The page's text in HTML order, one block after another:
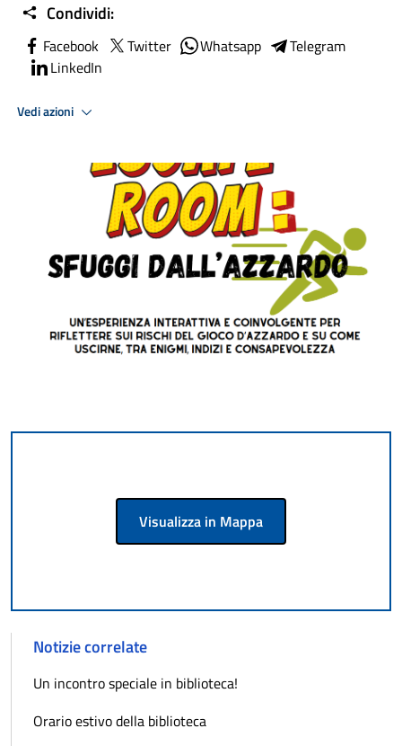
Condividi:
Facebook Twitter Whatsapp
Telegram
LinkedIn
Vedi azioni
Visualizza in Mappa
Notizie correlate
Un incontro speciale in biblioteca!
Orario estivo della biblioteca